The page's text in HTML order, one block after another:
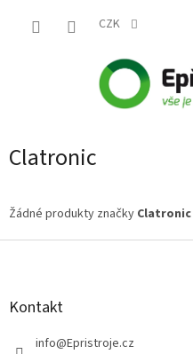
CZK
Clatronic
Žádné produkty značky Clatronic
Z
Kontakt
info@Epristroje.cz